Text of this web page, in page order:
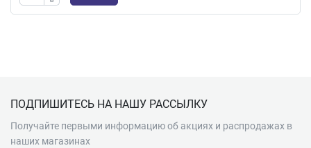
ПОДПИШИТЕСЬ НА НАШУ РАССЫЛКУ
Получайте первыми информацию об акциях и распродажах в
наших магазинах